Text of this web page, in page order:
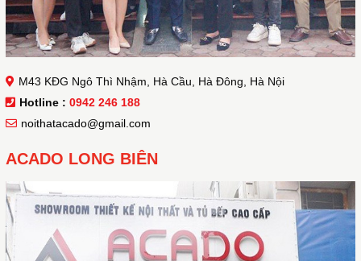
M43 KĐG Ngô Thì Nhậm, Hà Cầu, Hà Đông, Hà Nội
Hotline : 0942 246 188
noithatacado@gmail.com
ACADO LONG BIÊN